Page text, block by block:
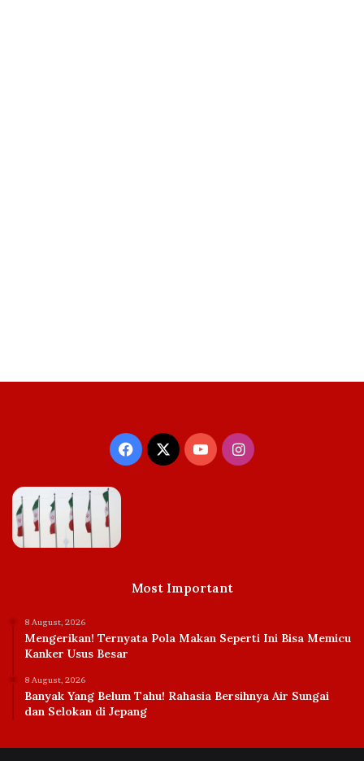
Facebook
X YouTubeInstagram
Most Important
8 August, 2026
Mengerikan! Ternyata Pola Makan Seperti Ini Bisa Memicu
Kanker Usus Besar
8 August, 2026
Banyak Yang Belum Tahu! Rahasia Bersihnya Air Sungai
dan Selokan di Jepang